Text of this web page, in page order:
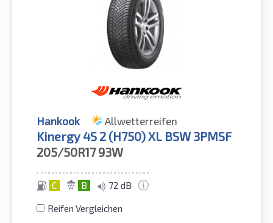
Hankook Allwetterreifen
Kinergy 4S 2 (H750) XL BSW 3PMSF
205/50R17 93W
C B 72 dB
Reifen Vergleichen